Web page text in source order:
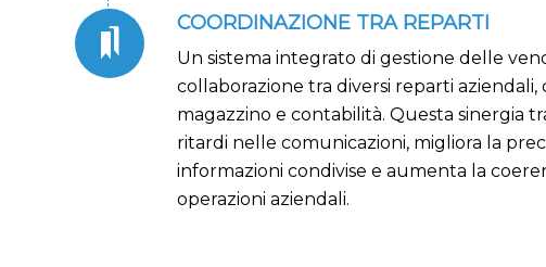
COORDINAZIONE TRA REPARTI
Un sistema integrato di gestione delle
collaborazione tra diversi reparti aziendali,
magazzino e contabilità. Questa sinergia
ritardi nelle comunicazioni, migliora la
informazioni condivise e aumenta la
operazioni aziendali.